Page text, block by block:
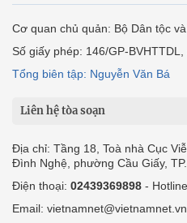
Cơ quan chủ quản: Bộ Dân tộc
Số giấy phép: 146/GP-
Tổng biên tập: Nguyễn Văn Bá
Liên hệ tòa soạn
Địa chỉ: Tầng 18, Toà nhà Cục
Đình Nghệ, phường Cầu Giấy, TP.
Điện thoại: 02439369898 -
Email: vietnamnet@vietnamnet.vn